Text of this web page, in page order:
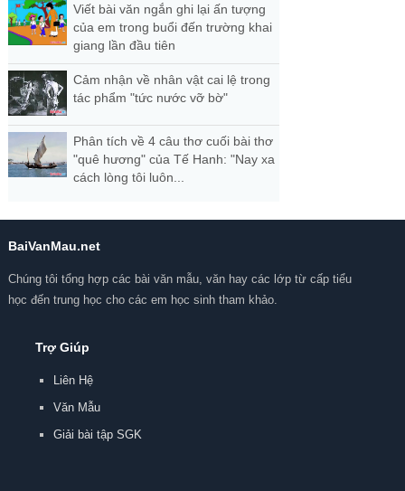
Viết bài văn ngắn ghi lại ấn tượng
của em trong buổi đến trường khai
giang lần đầu tiên
Cảm nhận về nhân vật cai lệ trong
tác phẩm "tức nước vỡ bờ"
Phân tích về 4 câu thơ cuối bài thơ
"quê hương" của Tế Hanh: "Nay xa
cách lòng tôi luôn...
BaiVanMau.net
Chúng tôi tổng hợp các bài văn mẫu, văn hay các lớp từ cấp tiểu
học đến trung học cho các em học sinh tham khảo.
Trợ Giúp
Liên Hệ
Văn Mẫu
Giải bài tập SGK